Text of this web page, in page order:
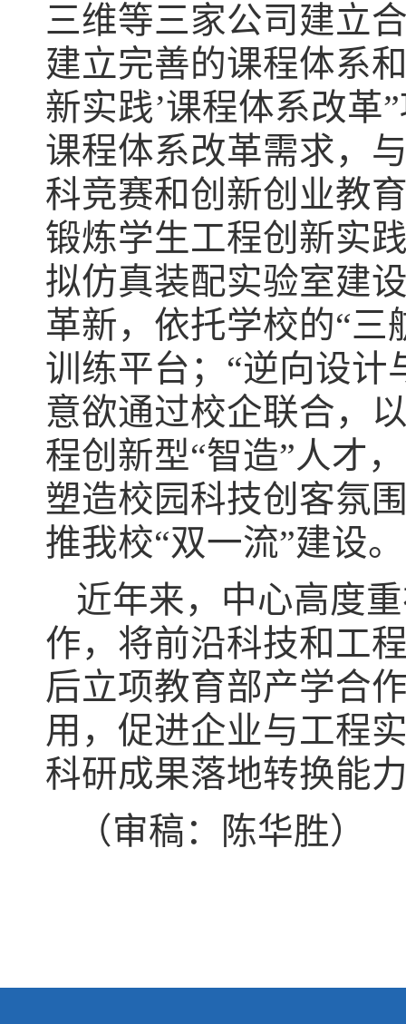
三维等三家公司建立
建立完善的课程体系
新实践’课程体系改革
课程体系改革需求，
科竞赛和创新创业教
锻炼学生工程创新实
拟仿真装配实验室建
革新，依托学校的“三
训练平台；“逆向设计
意欲通过校企联合，
程创新型“智造”人才
塑造校园科技创客氛
推我校“双一流”建设。
近年来，中心高度
作，将前沿科技和工
后立项教育部产学合
用，促进企业与工程
科研成果落地转换能
（审稿：陈华胜）